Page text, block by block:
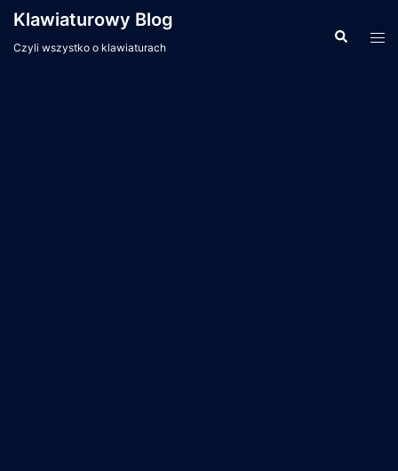
Przejdź
treści
Klawiaturowy Blog
Czyli wszystko o klawiaturach